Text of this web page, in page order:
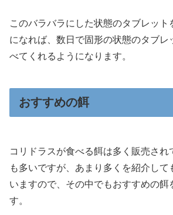
このバラバラにした状態のタブレット
になれば、数日で固形の状態のタブレ
べてくれるようになります。
おすすめの餌
コリドラスが食べる餌は多く販売され
も多いですが、あまり多くを紹介して
いますので、その中でもおすすめの餌
す。